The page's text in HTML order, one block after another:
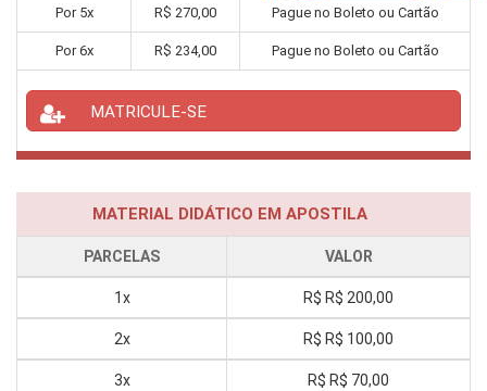
Por 5x R$ 270,00 Pague no Boleto ou Cartão
Por6x R$ 234,00 Pague no Boleto ou Cartão
MATRICULE-SE
MATERIAL DIDÁTICO EM APOSTILA
PARCELAS VALOR
1x R$ R$ 200,00
2x R$ R$ 100,00
3x R$ R$ 70,00